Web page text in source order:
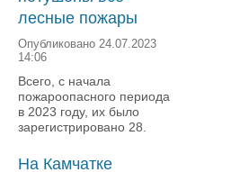
лесные пожары
Опубликовано 24.07.2023
14:06
Всего, с начала
пожароопасного периода
в 2023 году, их было
зарегистрировано 28.
На Камчатке